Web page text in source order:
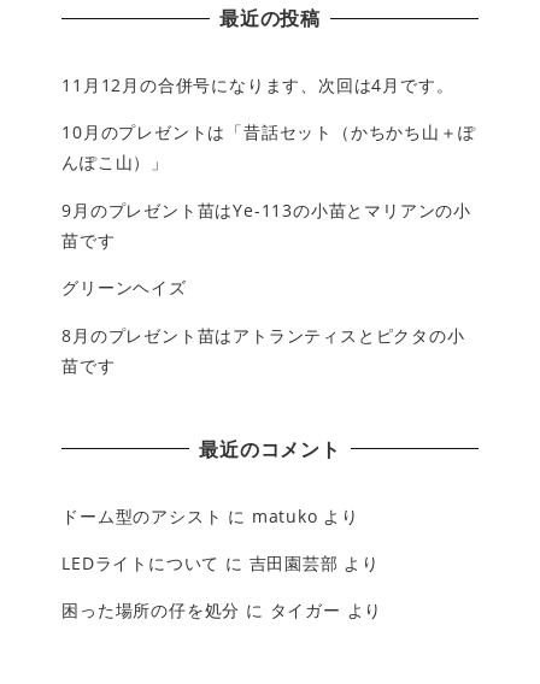
最近の投稿
11月12月の合併号になります、次回は4月です。
10月のプレゼントは「昔話セット（かちかち山＋ぽ
んぽこ山）」
9月のプレゼント苗はYe-113の小苗とマリアンの小
苗です
グリーンヘイズ
8月のプレゼント苗はアトランティスとピクタの小
苗です
最近のコメント
ドーム型のアシスト に matuko より
LEDライトについて に 吉田園芸部 より
困った場所の仔を処分 に タイガー より